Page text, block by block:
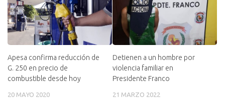
Apesa confirma reducción de
G. 250 en precio de
combustible desde hoy
20 MAYO 2020
Detienen a un hombre por
violencia familiar en
Presidente Franco
21 MARZO 2022